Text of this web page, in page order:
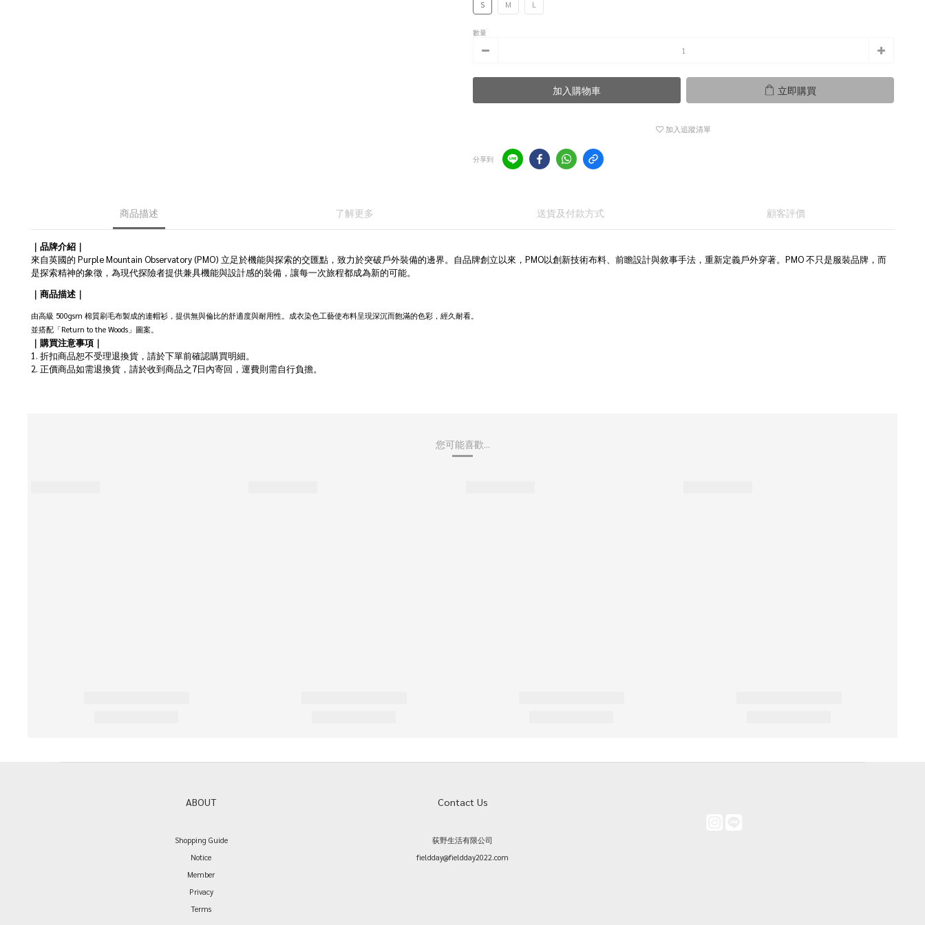
S M L
數量
加入購物車 立即購買
加入追蹤清單
分享到
商品描述 了解更多 送貨及付款方式 顧客評價
｜品牌介紹｜
來自英國的 Purple Mountain Observatory (PMO) 立足於機能與探索的交匯點，致力於突破戶外裝備的邊界。自品牌創立以來，PMO以創新技術布料、前瞻設計與敘事手法，重新定義戶外穿著。PMO 不只是服裝品牌，而
是探索精神的象徵，為現代探險者提供兼具機能與設計感的裝備，讓每一次旅程都成為新的可能。
｜商品描述｜
由高級 500gsm 棉質刷毛布製成的連帽衫，提供無與倫比的舒適度與耐用性。成衣染色工藝使布料呈現深沉而飽滿的色彩，經久耐看。
並搭配「Return to the Woods」圖案。
｜購買注意事項｜
1. 折扣商品恕不受理退換貨，請於下單前確認購買明細。
2. 正價商品如需退換貨，請於收到商品之7日內寄回，運費則需自行負擔。
您可能喜歡...
ABOUT
Shopping Guide
Notice
Member
Privacy
Terms
Contact Us
荻野生活有限公司
fieldday@fieldday2022.com